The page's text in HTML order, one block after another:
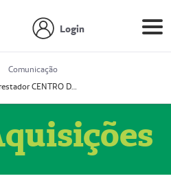
Login
Comunicação
Prestador CENTRO DE ONCOLOGIA